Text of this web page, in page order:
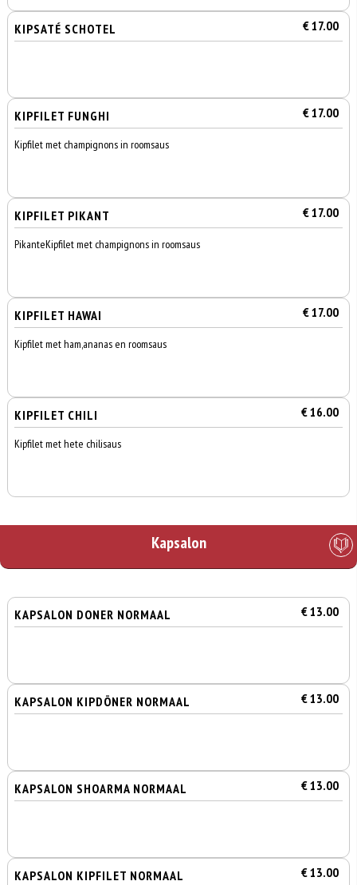
KIPSATÉ SCHOTEL € 17.00
KIPFILET FUNGHI € 17.00
Kipfilet met champignons in roomsaus
KIPFILET PIKANT € 17.00
PikanteKipfilet met champignons in roomsaus
KIPFILET HAWAI € 17.00
Kipfilet met ham,ananas en roomsaus
KIPFILET CHILI € 16.00
Kipfilet met hete chilisaus
Kapsalon
KAPSALON DONER NORMAAL € 13.00
KAPSALON KIPDÖNER NORMAAL € 13.00
KAPSALON SHOARMA NORMAAL € 13.00
KAPSALON KIPFILET NORMAAL € 13.00